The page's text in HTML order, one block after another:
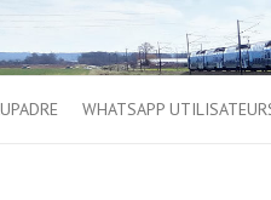
WHATSAPP